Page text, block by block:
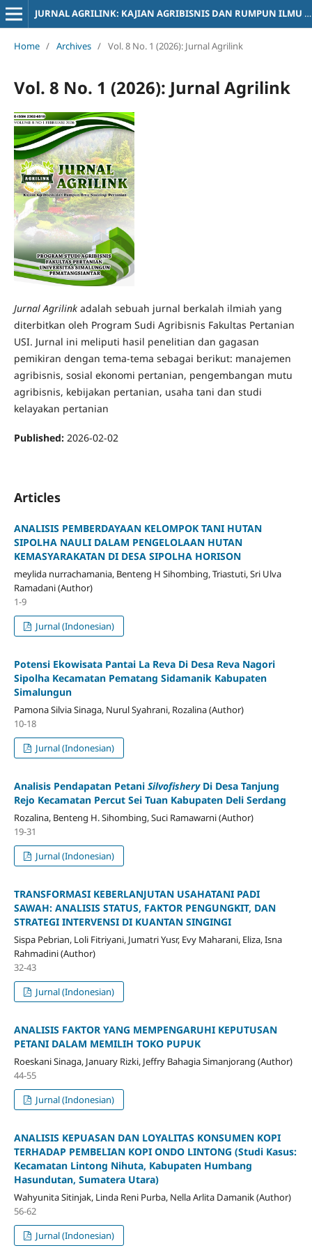
JURNAL AGRILINK: KAJIAN AGRIBISNIS DAN RUMPUN ILMU SOSIOLOGI PERTANIAN
Home / Archives / Vol. 8 No. 1 (2026): Jurnal Agrilink
Vol. 8 No. 1 (2026): Jurnal Agrilink
Jurnal Agrilinkadalah sebuah jurnal berkalah ilmiah yang
diterbitkan oleh Program Sudi Agribisnis Fakultas Pertanian
USI. Jurnal ini meliputi hasil penelitian dan gagasan
pemikiran dengan tema-tema sebagai berikut: manajemen
agribisnis, sosial ekonomi pertanian, pengembangan mutu
agribisnis, kebijakan pertanian, usaha tani dan studi
kelayakan pertanian
Published: 2026-02-02
Articles
ANALISIS PEMBERDAYAAN KELOMPOK TANI HUTAN
SIPOLHA NAULI DALAM PENGELOLAAN HUTAN
KEMASYARAKATAN DI DESA SIPOLHA HORISON
meylida nurrachamania, Benteng H Sihombing, Triastuti, Sri Ulva
Ramadani (Author)
1-9
Jurnal (Indonesian)
Potensi Ekowisata Pantai La Reva Di Desa Reva Nagori
Sipolha Kecamatan Pematang Sidamanik Kabupaten
Simalungun
Pamona Silvia Sinaga, Nurul Syahrani, Rozalina (Author)
10-18
Jurnal (Indonesian)
Analisis Pendapatan Petani Silvofishery Di Desa Tanjung
Rejo Kecamatan Percut Sei Tuan Kabupaten Deli Serdang
Rozalina, Benteng H. Sihombing, Suci Ramawarni (Author)
19-31
Jurnal (Indonesian)
TRANSFORMASI KEBERLANJUTAN USAHATANI PADI
SAWAH: ANALISIS STATUS, FAKTOR PENGUNGKIT, DAN
STRATEGI INTERVENSI DI KUANTAN SINGINGI
Sispa Pebrian, Loli Fitriyani, Jumatri Yusr, Evy Maharani, Eliza, Isna
Rahmadini (Author)
32-43
Jurnal (Indonesian)
ANALISIS FAKTOR YANG MEMPENGARUHI KEPUTUSAN
PETANI DALAM MEMILIH TOKO PUPUK
Roeskani Sinaga, January Rizki, Jeffry Bahagia Simanjorang (Author)
44-55
Jurnal (Indonesian)
ANALISIS KEPUASAN DAN LOYALITAS KONSUMEN KOPI
TERHADAP PEMBELIAN KOPI ONDO LINTONG (Studi Kasus:
Kecamatan Lintong Nihuta, Kabupaten Humbang
Hasundutan, Sumatera Utara)
Wahyunita Sitinjak, Linda Reni Purba, Nella Arlita Damanik (Author)
56-62
Jurnal (Indonesian)